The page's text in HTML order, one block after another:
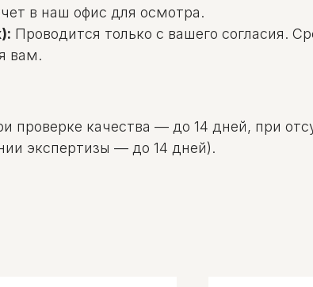
в наш офис для осмотра.
Проводится только с вашего согласия.
вам.
проверке качества — до 14 дней, при
экспертизы — до 14 дней).